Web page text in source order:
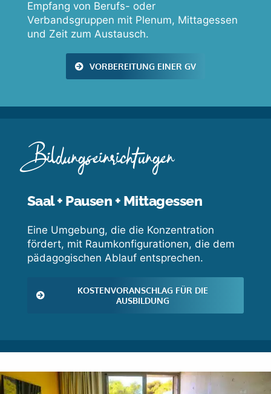
Empfang von Berufs- oder
Verbandsgruppen mit Plenum, Mittagessen
und Zeit zum Austausch.
VORBEREITUNG EINER GV
Bildungseinrichtungen
Saal + Pausen + Mittagessen
Eine Umgebung, die die Konzentration
fördert, mit Raumkonfigurationen, die dem
pädagogischen Ablauf entsprechen.
KOSTENVORANSCHLAG FÜR DIE
AUSBILDUNG